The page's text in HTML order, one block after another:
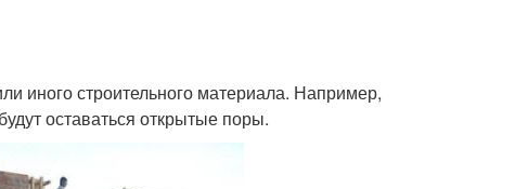
иного строительного материала. Например,
оставаться открытые поры.